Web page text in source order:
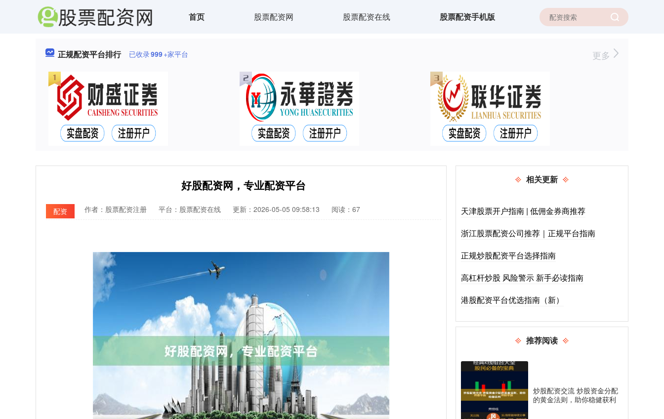
首页 股票配资网 股票配资在线 股票配资手机版
正规配资平台排行 已收录999+家平台 更多
好股配资网，专业配资平台
配资 作者：股票配资注册 平台：股票配资在线 更新：2026-05-05 09:58:13 阅读：67
相关更新
天津股票开户指南 | 低佣金券商推荐
浙江股票配资公司推荐｜正规平台指南
正规炒股配资平台选择指南
高杠杆炒股 风险警示 新手必读指南
港股配资平台优选指南（新）
推荐阅读
炒股配资交流 炒股资金分配
的黄金法则，助你稳健获利